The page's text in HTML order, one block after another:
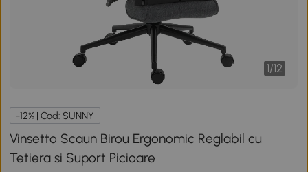
1/12
-12% | Cod: SUNNY
Vinsetto Scaun Birou Ergonomic Reglabil cu
Tetiera si Suport Picioare